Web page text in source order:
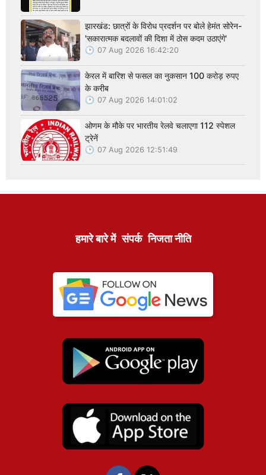
झारखंड: छात्रों के विरोध प्रदर्शन पर बोले हेमंत सोरेन-
'सकारात्मक बदलावों की दिशा में ठोस कदम उठाएंगे'
07 Aug 2026 16:42:20
केरल में बारिश से फसल का नुकसान 100 करोड़ रुपए
के करीब
07 Aug 2026 14:01:02
ओणम के मौके पर भारतीय रेलवे चलाएगा 112 स्पेशल
ट्रेनें
07 Aug 2026 12:51:49
हमारे बारे में संपर्क निजता नीति